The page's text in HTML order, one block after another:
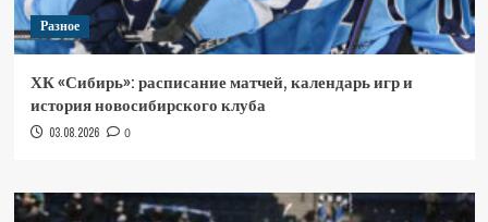
Разное
ХК «Сибирь»: расписание матчей, календарь игр и
история новосибирского клуба
03.08.2026 0